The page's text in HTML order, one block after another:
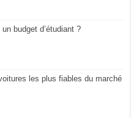
budget d’étudiant ?
les plus fiables du marché